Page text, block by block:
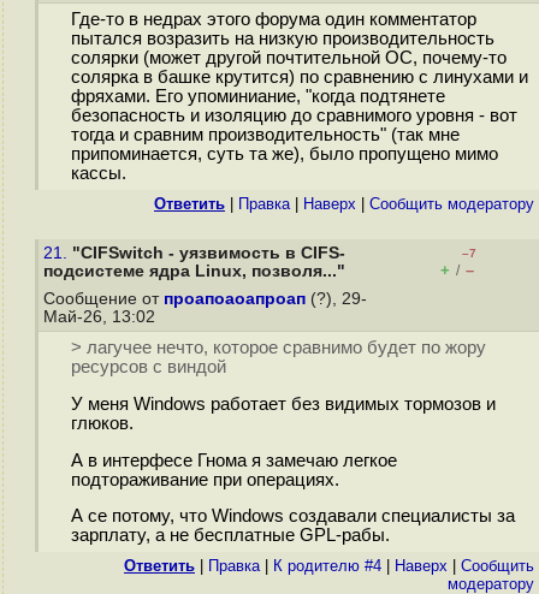
Где-то в недрах этого форума один комментатор
пытался возразить на низкую производительность
солярки (может другой почтительной ОС, почему-то
солярка в башке крутится) по сравнению с линухами и
фряхами. Его упоминиание, "когда подтянете
безопасность и изоляцию до сравнимого уровня - вот
тогда и сравним производительность" (так мне
припоминается, суть та же), было пропущено мимо
кассы.
Ответить Правка| Наверх Cообщить модератору
21. "CIFSwitch - уязвимость в CIFS-
подсистеме ядра Linux, позволя..."
–7
+ / –
Сообщение от проапоаоапроап (?), 29-
Май-26, 13:02
> лагучее нечто, которое сравнимо будет по жору
ресурсов с виндой
У меня Windows работает без видимых тормозов и
глюков.
А в интерфесе Гнома я замечаю легкое
подтораживание при операциях.
А се потому, что Windows создавали специалисты за
зарплату, а не бесплатные GPL-рабы.
Ответить Правка| К родителю #4 Наверх
Cообщить
модератору